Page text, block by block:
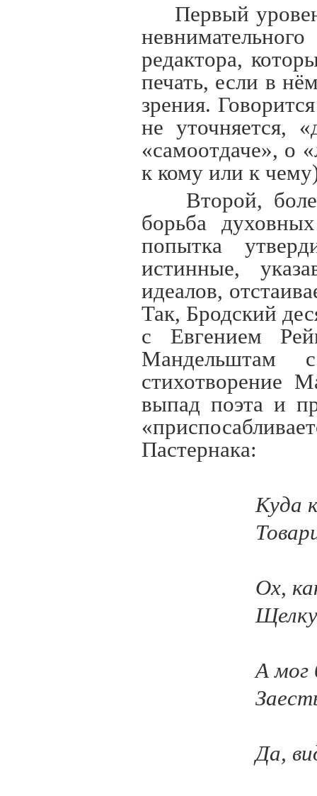
Первый
редактора,
печать, если в
зрения.
не уточняется,
«самоотдаче», о
к кому или к
Второй,
борьба
попытка
истинные,
идеалов,
Так, Бродский
с Евгением
Мандельштам
стихотворение
выпад поэта и
Пастернака:
Куда
Ох,
А мог
Да,